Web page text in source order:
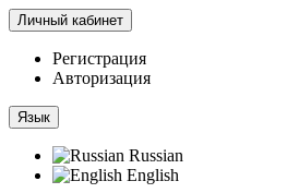
Личный кабинет
Регистрация
Авторизация
Язык
Russian
English